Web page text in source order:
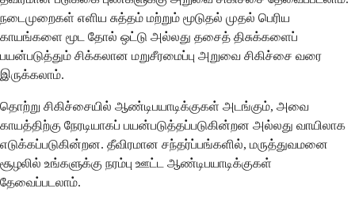
நடைமுறைகள் எளிய சுத்தம் மற்றும் மூடுதல் முதல் பெரிய
காயங்களை மூட தோல் ஒட்டு அல்லது தசைத் திசுக்களைப்
பயன்படுத்தும் சிக்கலான மறுசீரமைப்பு அறுவை சிகிச்சை வரை
இருக்கலாம்.
தொற்று சிகிச்சையில் ஆண்டிபயாடிக்குகள் அடங்கும், அவை
காயத்திற்கு நேரடியாகப் பயன்படுத்தப்படுகின்றன அல்லது வாயிலாக
எடுக்கப்படுகின்றன. தீவிரமான சந்தர்ப்பங்களில், மருத்துவமனை
சூழலில் உங்களுக்கு நரம்பு ஊட்ட ஆண்டிபயாடிக்குகள்
தேவைப்படலாம்.